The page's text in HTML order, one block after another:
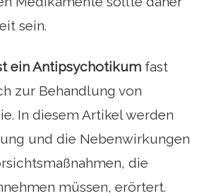
sein.
ein Antipsychotikum fast
zur Behandlung von
In diesem Artikel werden
und die Nebenwirkungen
die
müssen, erörtert.